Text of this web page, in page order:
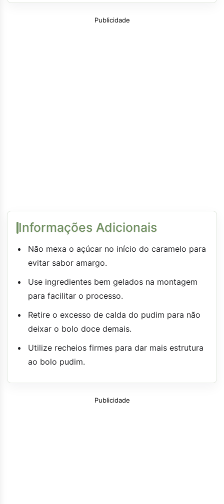
Publicidade
Informações Adicionais
Não mexa o açúcar no início do caramelo para
evitar sabor amargo.
Use ingredientes bem gelados na montagem
para facilitar o processo.
Retire o excesso de calda do pudim para não
deixar o bolo doce demais.
Utilize recheios firmes para dar mais estrutura
ao bolo pudim.
Publicidade